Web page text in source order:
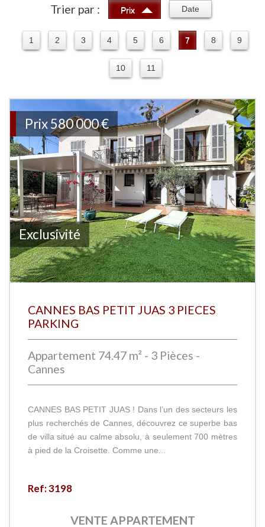
Trier par : Prix Date
1 2 3 4 5 6 7 8 9
10 11
Exclusivité
Prix580 000€
CANNES BAS PETIT JUAS 3 PIECES
PARKING
Appartement 74.47 m² - 3 Pièces -
Cannes
CANNES BAS PETIT JUAS ! Dans l’un des secteurs les
plus recherchés de Cannes, découvrez ce superbe bas
de villa situé au calme absolu, à seulement 700 mètres
à pied de la Croisette. Comme une...
Ref: 3198
VENTE APPARTEMENT